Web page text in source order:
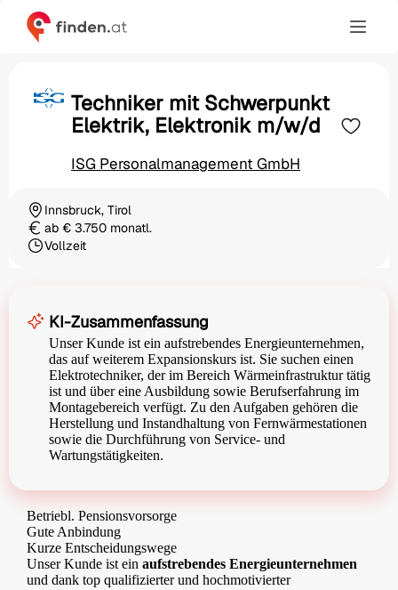
Techniker mit Schwerpunkt
Elektrik, Elektronik m/w/d
ISG Personalmanagement GmbH
Ortschaft
Innsbruck, Tirol
Gehaltab € 3.750 monatl.
Beschäftigungsart
Vollzeit
KI-Zusammenfassung
Unser Kunde ist ein aufstrebendes Energieunternehmen,
das auf weiterem Expansionskurs ist. Sie suchen einen
Elektrotechniker, der im Bereich Wärmeinfrastruktur tätig
ist und über eine Ausbildung sowie Berufserfahrung im
Montagebereich verfügt. Zu den Aufgaben gehören die
Herstellung und Instandhaltung von Fernwärmestationen
sowie die Durchführung von Service- und
Wartungstätigkeiten.
Betriebl. Pensionsvorsorge
Gute Anbindung
Kurze Entscheidungswege
Unser Kunde ist ein aufstrebendes Energieunternehmen
und dank top qualifizierter und hochmotivierter